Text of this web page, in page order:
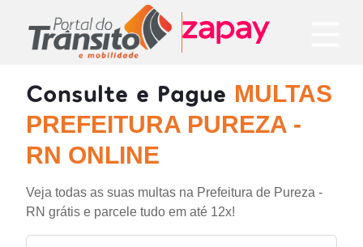
Consulte e Pague MULTAS
PREFEITURA PUREZA -
RN ONLINE
Veja todas as suas multas na Prefeitura de Pureza -
RN grátis e parcele tudo em até 12x!